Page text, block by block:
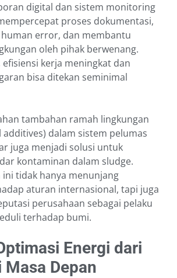
digital dan sistem monitoring
proses dokumentasi,
error, dan membantu
oleh pihak berwenang.
kerja meningkat dan
bisa ditekan seminimal
tambahan ramah lingkungan
dalam sistem pelumas
juga menjadi solusi untuk
kontaminan dalam sludge.
ini tidak hanya menunjang
aturan internasional, tapi juga
perusahaan sebagai pelaku
terhadap bumi.
Energi dari
Masa Depan